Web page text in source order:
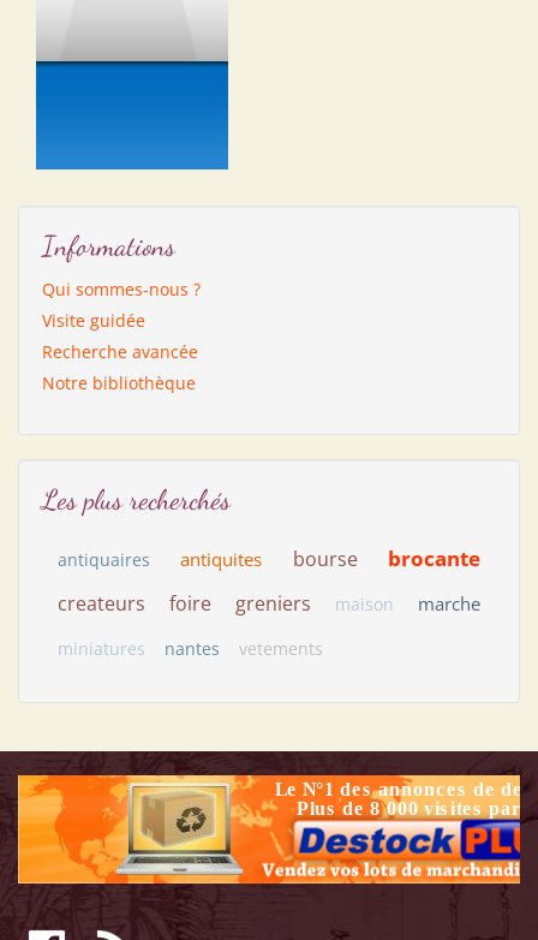
Informations
Qui sommes-nous ?
Visite guidée
Recherche avancée
Notre bibliothèque
Les plus recherchés
antiquaires antiquites bourse brocante
createurs foire greniers maison marche
miniatures nantes vetements